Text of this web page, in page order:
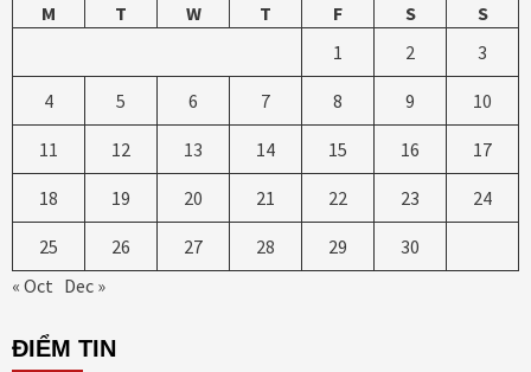
M
T W T F S
S
1
2 3
4 5 6 7 8 9 10
11 12 13 14 15 16 17
18 19 20 21 22 23 24
25 26 27 28 29
30
« Oct Dec »
ĐIỂM TIN